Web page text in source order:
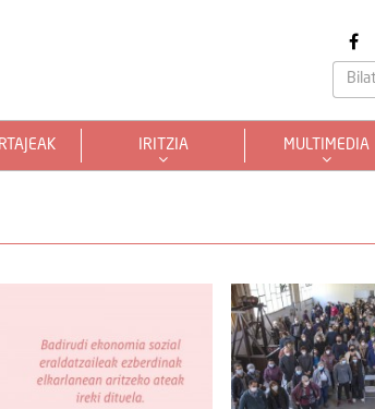
IRITZIA MULTIMEDIA